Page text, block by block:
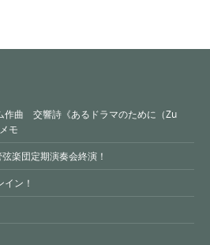
作曲 交響詩《あるドラマのために（Zu
モ
楽団定期演奏会終演！
ン！